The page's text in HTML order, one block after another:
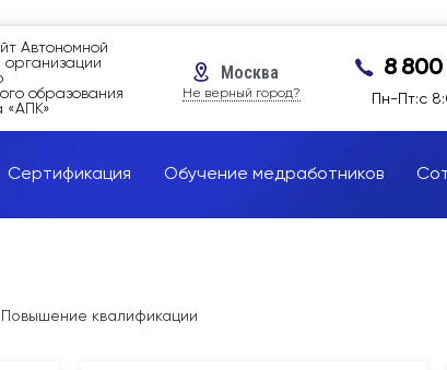
Автономной
организации
образования
«АПК»
Москва
Не верный город?
8 800
Пн-Пт:с
Сертификация Обучение медработников
Повышение квалификации